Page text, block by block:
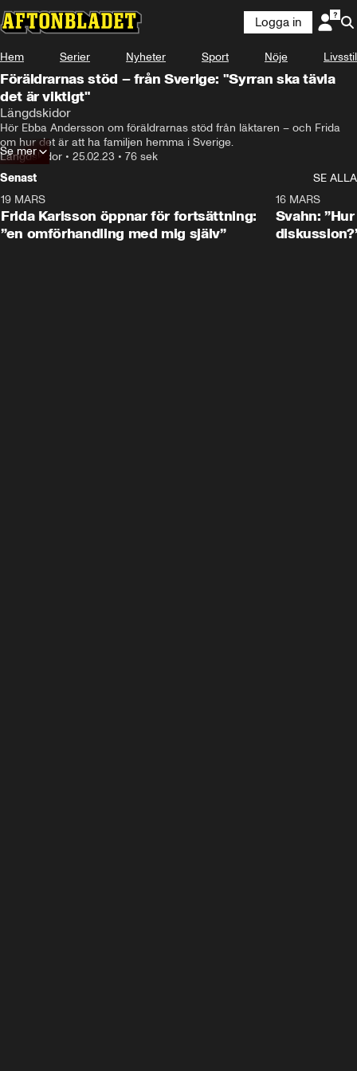
Logga in
Hem Serier Nyheter Sport Nöje Livsstil
Föräldrarnas stöd – från Sverige: "Syrran ska tävla
det är viktigt"
Längdskidor
Hör Ebba Andersson om föräldrarnas stöd från läktaren – och Frida
om hur det är att ha familjen hemma i Sverige.
Längdskidor • 25.02.23 • 76 sek
Se mer
Senast
SE ALLA
19 MARS
Frida Karlsson öppnar för fortsättning:
”en omförhandling med mig själv”
16 MARS
Svahn: